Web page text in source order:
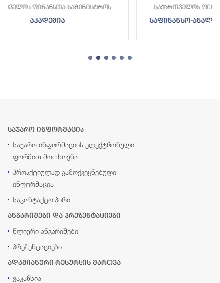
საქართველოს ფინანსთა სამინისტროს
საფინანსო-ანალიტიკური სამსახური
საჯარო ინფორმაცია
საჯარო ინფორმაციის ელექტრონული
ფორმით მოთხოვნა
პროაქტიულად გამოქვეყნებული
ინფორმაცია
საკონტაქტო პირი
ანგარიშები და პრეზენტაციები
წლიური ანგარიშები
პრეზენტაციები
ადამიანური რესურსის მართვა
ვაკანსია